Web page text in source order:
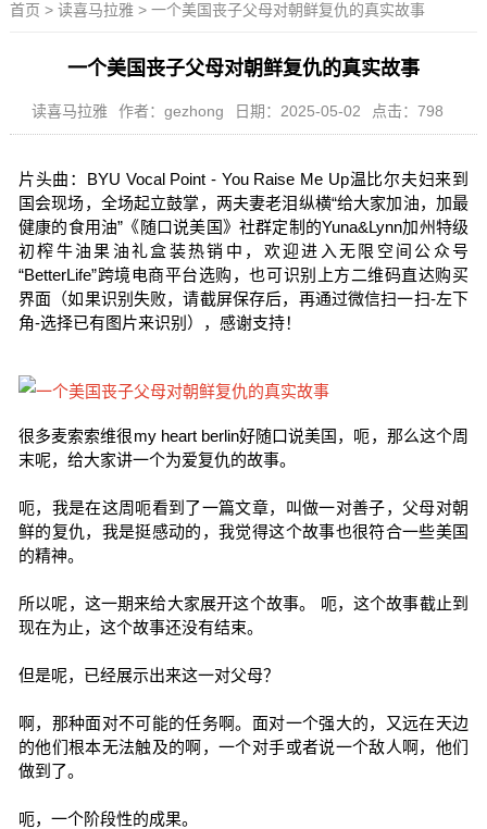
首页 > 读喜马拉雅> 一个美国丧子父母对朝鲜复仇的真实故事
一个美国丧子父母对朝鲜复仇的真实故事
读喜马拉雅 作者：gezhong 日期：2025-05-02 点击：798
片头曲：BYU Vocal Point - You Raise Me Up温比尔夫妇来到
国会现场，全场起立鼓掌，两夫妻老泪纵横“给大家加油，加最
健康的食用油”《随口说美国》社群定制的Yuna&Lynn加州特级
初榨牛油果油礼盒装热销中，欢迎进入无限空间公众号
“BetterLife”跨境电商平台选购，也可识别上方二维码直达购买
界面（如果识别失败，请截屏保存后，再通过微信扫一扫-左下
角-选择已有图片来识别），感谢支持！
很多麦索索维很my heart berlin好随口说美国，呃，那么这个周
末呢，给大家讲一个为爱复仇的故事。
呃，我是在这周呃看到了一篇文章，叫做一对善子，父母对朝
鲜的复仇，我是挺感动的，我觉得这个故事也很符合一些美国
的精神。
所以呢，这一期来给大家展开这个故事。 呃，这个故事截止到
现在为止，这个故事还没有结束。
但是呢，已经展示出来这一对父母？
啊，那种面对不可能的任务啊。面对一个强大的，又远在天边
的他们根本无法触及的啊，一个对手或者说一个敌人啊，他们
做到了。
呃，一个阶段性的成果。